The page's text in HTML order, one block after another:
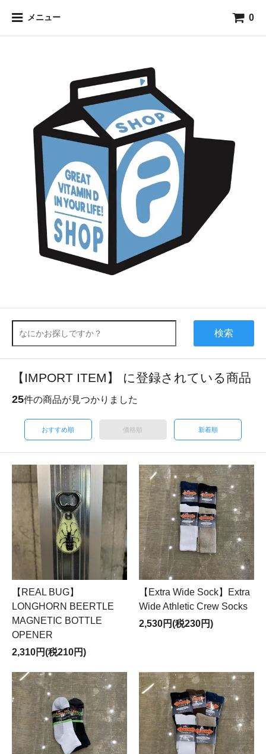
メニュー 0
検索
【IMPORT ITEM】 に登録されている商品
25件の商品が見つかりました
おすすめ順 価格順 新着順
【REAL BUG】
LONGHORN BEERTLE
MAGNETIC BOTTLE
OPENER
2,310円(税210円)
【Extra Wide Sock】Extra
Wide Athletic Crew Socks
2,530円(税230円)